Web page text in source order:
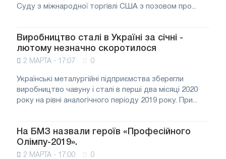
Суду з міжнародної торгівлі США з позовом про...
Виробництво сталі в Україні за січні -
лютому незначно скоротилося
2 МАРТА - 17:07 0
Українські металургійні підприємства зберегли
виробництво чавуну і сталі в перші два місяці 2020
року на рівні аналогічного періоду 2019 року. При...
На БМЗ назвали героїв «Професійного
Олімпу-2019».
2 МАРТА - 17:00 0